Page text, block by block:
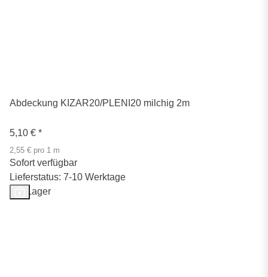
Abdeckung KIZAR20/PLENI20 milchig 2m
5,10 € *
2,55 € pro 1 m
Sofort verfügbar
Lieferstatus: 7-10 Werktage
Auf Lager